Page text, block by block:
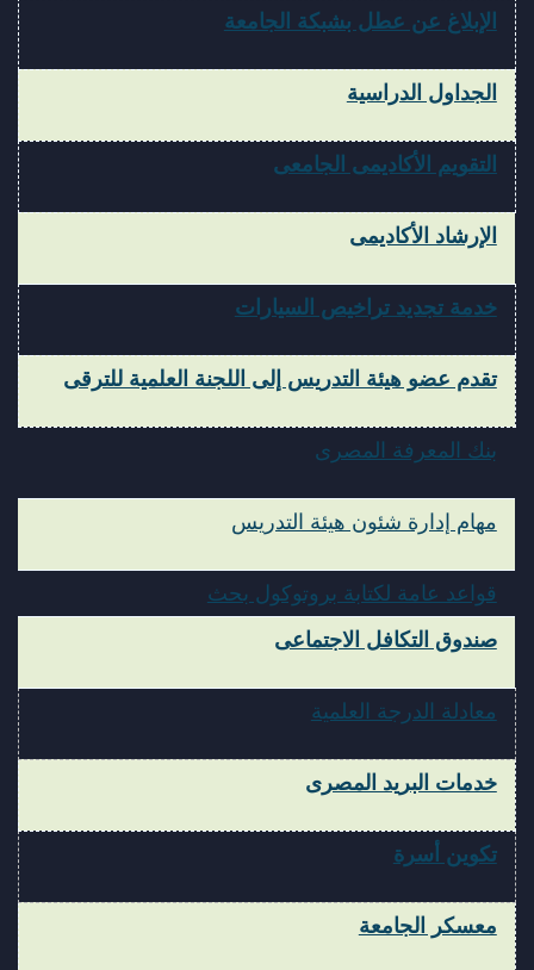
الإبلاغ عن عطل بشبكة الجامعة
الجداول الدراسية
التقويم الأكاديمى الجامعى
الإرشاد الأكاديمى
خدمة تجديد تراخيص السيارات
تقدم عضو هيئة التدريس إلى اللجنة العلمية للترقى
بنك المعرفة المصرى
مهام إدارة شئون هيئة التدريس
قواعد عامة لكتابة بروتوكول بحث
صندوق التكافل الاجتماعى
معادلة الدرجة العلمية
خدمات البريد المصرى
تكوين أسرة
معسكر الجامعة